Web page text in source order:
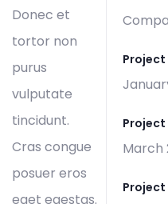
March
Project
Donec et
tortor non
purus
vulputate
tincidunt.
Cras congue
posuer eros
eget egestas.